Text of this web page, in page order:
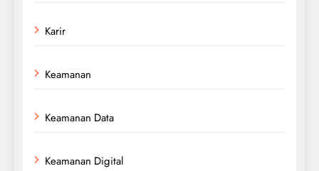
Karir
Keamanan
Keamanan Data
Keamanan Digital